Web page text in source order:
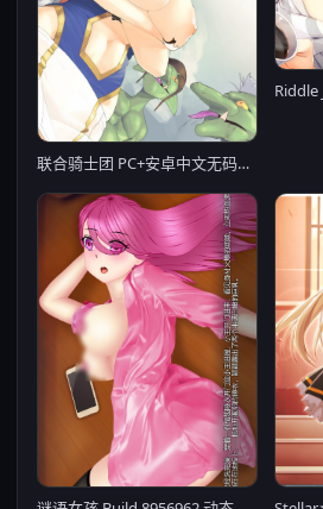
联合骑士团 PC+安卓中文无码版【20221230】
Riddle